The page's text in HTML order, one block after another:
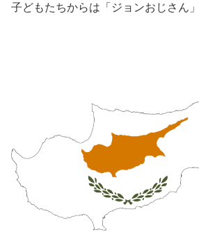
子どもたちからは「ジョンおじさん